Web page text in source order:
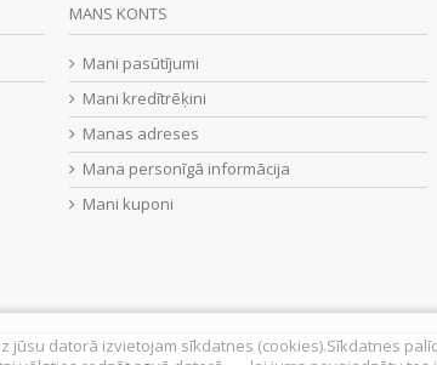
MANS KONTS
Mani pasūtījumi
Mani kredītrēķini
Manas adreses
Mana personīgā informācija
Mani kuponi
jūsu datorā izvietojam sīkdatnes (cookies).Sīkdatnes